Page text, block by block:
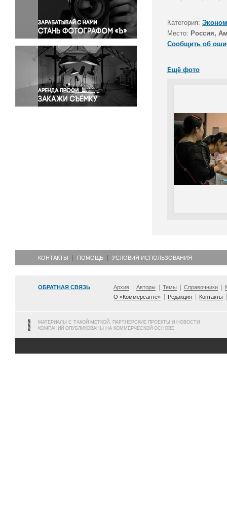
Правосудие
Происшествия и конфликты
Религия
Светская жизнь
Спорт
Экология
Экономика и бизнес
Категория:
Место: Россия,
Сообщить об
Ещё фото
КОНТАКТЫ ПОМОЩЬ УСЛОВИЯ ИСПОЛЬЗОВАНИЯ
ОБРАТНАЯ СВЯЗЬ Архив Авторы Темы Справочники
О «Коммерсанте»
Редакция Контакты
МАТЕРИАЛЫ С ТАКОЙ МЕТКОЙ, ПАРТНЕРСКИЕ ПРОЕКТЫ И НОВОСТИ
КОМПАНИЙ ОПУБЛИКОВАНЫ НА КОММЕРЧЕСКОЙ ОСНОВЕ